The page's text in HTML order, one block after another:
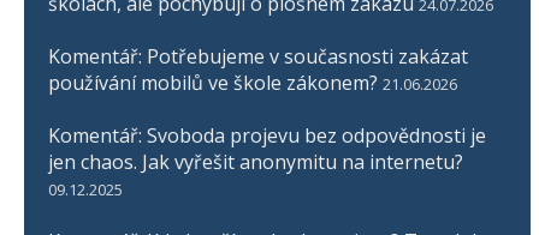
24.07.2026
Komentář: Potřebujeme v současnosti zakázat
používání mobilů ve škole zákonem? 21.06.2026
Komentář: Svoboda projevu bez odpovědnosti je
jen chaos. Jak vyřešit anonymitu na internetu?
09.12.2025